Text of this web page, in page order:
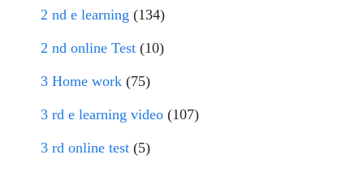
2 nd e learning (134)
2 nd online Test (10)
3 Home work (75)
3 rd e learning video (107)
3 rd online test (5)